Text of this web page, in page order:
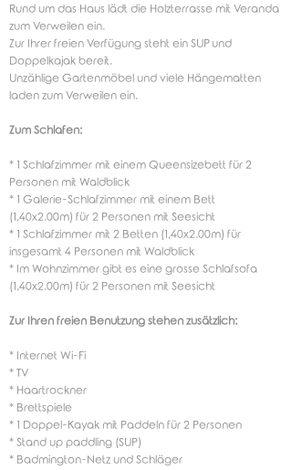
Rund um das Haus lädt die Holzterrasse mit Veranda
zum Verweilen ein.
Zur Ihrer freien Verfügung steht ein SUP und
Doppelkajak bereit.
Unzählige Gartenmöbel und viele Hängematten
laden zum Verweilen ein.
Zum Schlafen:
* 1 Schlafzimmer mit einem Queensizebett für 2
Personen mit Waldblick
* 1 Galerie-Schlafzimmer mit einem Bett
(1,40x2.00m) für 2 Personen mit Seesicht
* 1 Schlafzimmer mit 2 Betten (1,40x2.00m) für
insgesamt 4 Personen mit Waldblick
* Im Wohnzimmer gibt es eine grosse Schlafsofa
(1,40x2.00m) für 2 Personen mit Seesicht
Zur Ihren freien Benutzung stehen zusätzlich:
* Internet Wi-Fi
* TV
* Haartrockner
* Brettspiele
* 1 Doppel-Kayak mit Paddeln für 2 Personen
* Stand up paddling (SUP)
* Badmington-Netz und Schläger